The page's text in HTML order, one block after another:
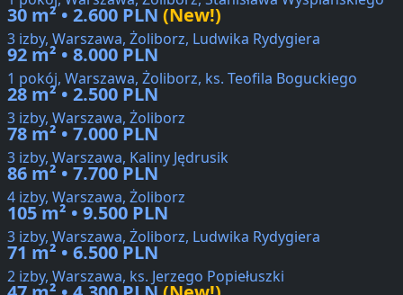
30 m² • 2.600 PLN (New!)
3 izby, Warszawa, Żoliborz, Ludwika Rydygiera
92 m² • 8.000 PLN
1 pokój, Warszawa, Żoliborz, ks. Teofila Boguckiego
28 m² • 2.500 PLN
3 izby, Warszawa, Żoliborz
78 m² • 7.000 PLN
3 izby, Warszawa, Kaliny Jędrusik
86 m² • 7.700 PLN
4 izby, Warszawa, Żoliborz
105 m² • 9.500 PLN
3 izby, Warszawa, Żoliborz, Ludwika Rydygiera
71 m² • 6.500 PLN
2 izby, Warszawa, ks. Jerzego Popiełuszki